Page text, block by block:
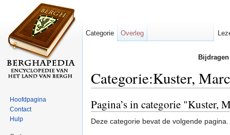
Categorie:Kuster,
Pagina’s in categorie "Kuster,
Deze categorie bevat de volgende pagina.
Categorie Overleg
Hoofdpagina
Contact
Hulp